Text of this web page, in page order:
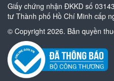
Giấy chứng nhận ĐKKD số
tư Thành phố Hồ Chí Minh cấp
© Copyright 2026. Bản quyền